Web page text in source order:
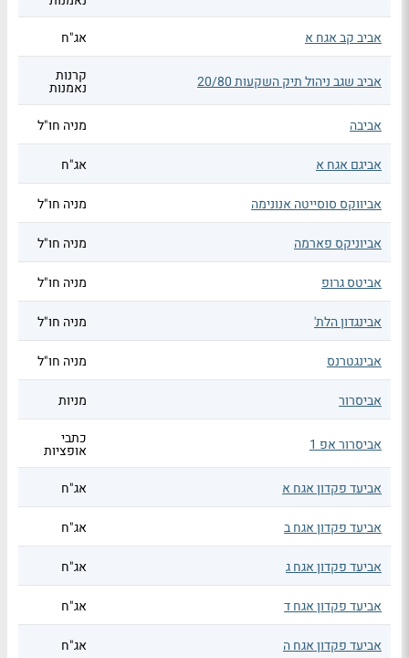
אביב קב אגח א
אג"ח
אביב שגב ניהול תיק השקעות 20/80 קרנות
נאמנות
אביבה
מניה חו"ל
אביגם אגח א אג"ח
אביווקס סוסייטה אנונימה מניה חו"ל
אביוניקס פארמה מניה חו"ל
אביטס גרופ מניה חו"ל
אבינגדון הלת' מניה חו"ל
אבינגטרנס מניה חו"ל
אביסרור מניות
אביסרור אפ 1 כתבי
אופציות
אביעד פקדון אגח א
אג"ח
אביעד פקדון אגח ב אג"ח
אביעד פקדון אגח ג אג"ח
אביעד פקדון אגח ד אג"ח
אביעד פקדון אגח ה אג"ח